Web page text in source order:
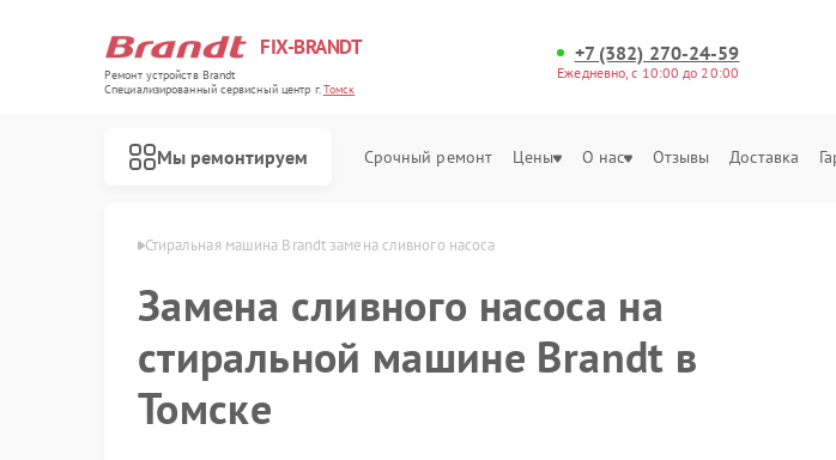
FIX-BRANDT
Ремонт устройств Brandt
Специализированный cервисный центр г.Томск
+7 (382) 270-24-59
Ежедневно, с 10:00 до 20:00
Мы ремонтируем Срочный ремонт Цены О нас Отзывы Доставка
Стиральная машина Brandt замена сливного насоса
Замена сливного насоса на
стиральной машине Brandt в
Томске